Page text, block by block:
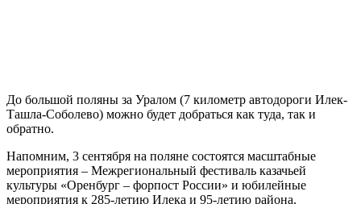
До большой поляны за Уралом (7 километр автодороги Илек-
Ташла-Соболево) можно будет добраться как туда, так и
обратно.
Напомним, 3 сентября на поляне состоятся масштабные
мероприятия – Межрегиональный фестиваль казачьей
культуры «Оренбург – форпост России» и юбилейные
мероприятия к 285-летию Илека и 95-летию района.